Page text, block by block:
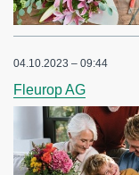
04.10.2023 – 09:44
Fleurop AG